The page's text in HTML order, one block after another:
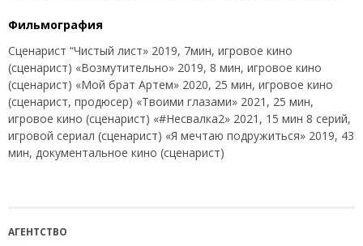
Фильмография
Сценарист “Чистый лист» 2019, 7мин, игровое кино
(сценарист) «Возмутительно» 2019, 8 мин, игровое кино
(сценарист) «Мой брат Артем» 2020, 25 мин, игровое кино
(сценарист, продюсер) «Твоими глазами» 2021, 25 мин,
игровое кино (сценарист) «#Несвалка2» 2021, 15 мин 8 серий,
игровой сериал (сценарист) «Я мечтаю подружиться» 2019, 43
мин, документальное кино (сценарист)
АГЕНТСТВО